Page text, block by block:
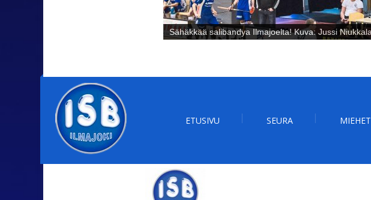
Sähäkkää salibandya Ilmajoelta! Kuva: Jussi Niukkala
ETUSIVU SEURA MIEHET